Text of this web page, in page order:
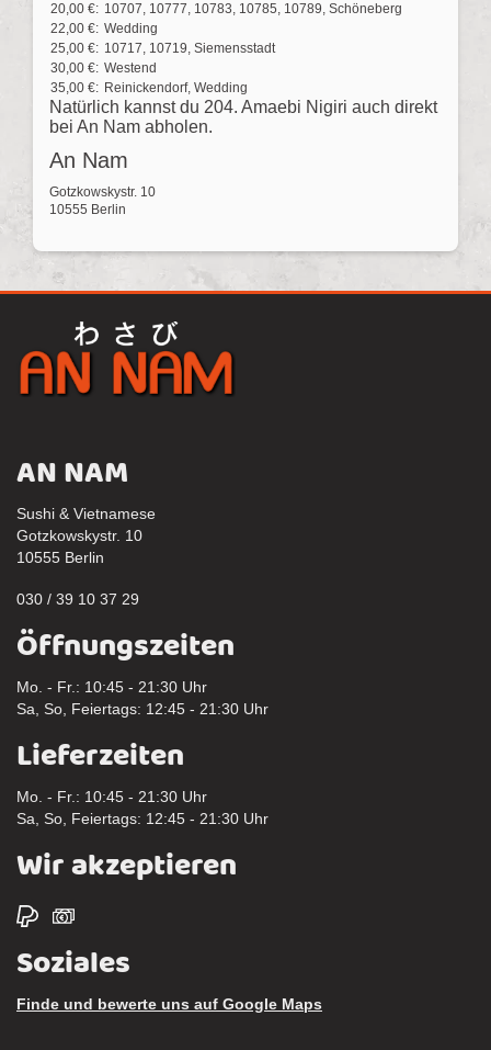
20,00 €: 10707, 10777, 10783, 10785, 10789, Schöneberg
22,00 €: Wedding
25,00 €: 10717, 10719, Siemensstadt
30,00 €: Westend
35,00 €: Reinickendorf, Wedding
Natürlich kannst du 204. Amaebi Nigiri auch direkt
bei An Nam abholen.
An Nam
Gotzkowskystr. 10
10555 Berlin
AN NAM
Sushi & Vietnamese
Gotzkowskystr. 10
10555 Berlin
030 / 39 10 37 29
Öffnungszeiten
Mo. - Fr.: 10:45 - 21:30 Uhr
Sa, So, Feiertags: 12:45 - 21:30 Uhr
Lieferzeiten
Mo. - Fr.: 10:45 - 21:30 Uhr
Sa, So, Feiertags: 12:45 - 21:30 Uhr
Wir akzeptieren
Soziales
Finde und bewerte uns auf Google Maps